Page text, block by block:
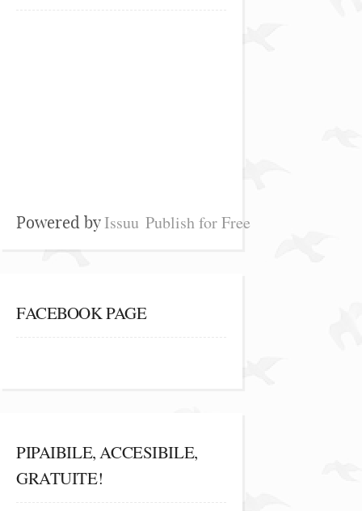
Powered byIssuu Publish for Free
FACEBOOK PAGE
PIPAIBILE, ACCESIBILE,
GRATUITE!